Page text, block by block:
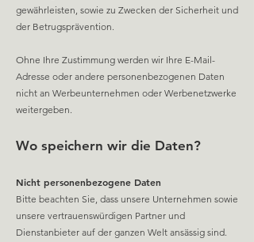
gewährleisten, sowie zu Zwecken der Sicherheit und
der Betrugsprävention.
Ohne Ihre Zustimmung werden wir Ihre E-Mail-
Adresse oder andere personenbezogenen Daten
nicht an Werbeunternehmen oder Werbenetzwerke
weitergeben.
Wo speichern wir die Daten?
Nicht personenbezogene Daten
Bitte beachten Sie, dass unsere Unternehmen sowie
unsere vertrauenswürdigen Partner und
Dienstanbieter auf der ganzen Welt ansässig sind.